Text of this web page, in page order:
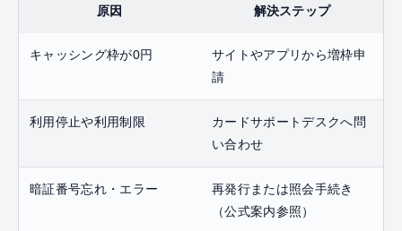
原因 解決ステップ
キャッシング枠が0円
サイトやアプリから増枠申
請
利用停止や利用制限
カードサポートデスクへ問
い合わせ
暗証番号忘れ・エラー
再発行または照会手続き
（公式案内参照）